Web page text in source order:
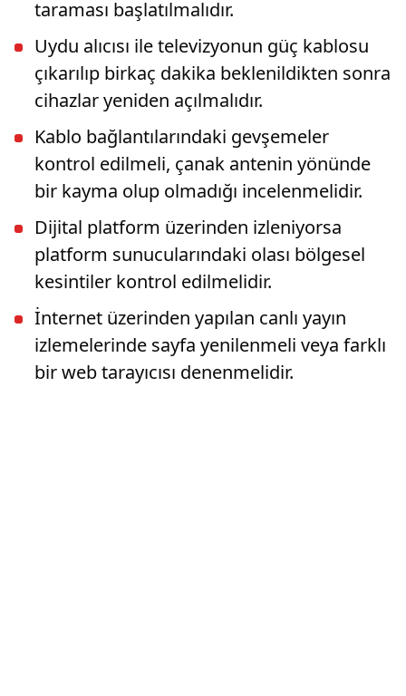
taraması başlatılmalıdır.
Uydu alıcısı ile televizyonun güç kablosu
çıkarılıp birkaç dakika beklenildikten sonra
cihazlar yeniden açılmalıdır.
Kablo bağlantılarındaki gevşemeler
kontrol edilmeli, çanak antenin yönünde
bir kayma olup olmadığı incelenmelidir.
Dijital platform üzerinden izleniyorsa
platform sunucularındaki olası bölgesel
kesintiler kontrol edilmelidir.
İnternet üzerinden yapılan canlı yayın
izlemelerinde sayfa yenilenmeli veya farklı
bir web tarayıcısı denenmelidir.